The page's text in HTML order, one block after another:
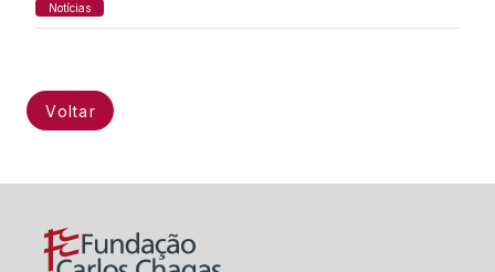
Notícias
Voltar